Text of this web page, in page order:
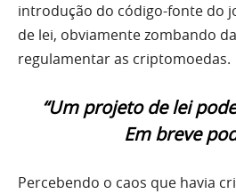
introdução do código-fonte do
de lei, obviamente zombando
regulamentar as criptomoedas.
“Um projeto de lei
Em breve
Percebendo o caos que havia